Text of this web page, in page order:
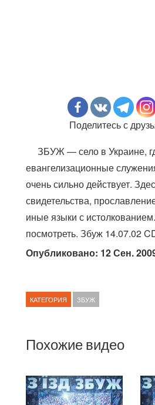
Поделитесь с
ЗБУЖ — село в Украине,
евангелизационные
очень сильно действует.
свидетельства,
иные языки с
посмотреть. Збуж 14.07.02
Опубликовано: 12 Сен.
КАТЕГОРИЯ ЗБУЖ
Похожие видео